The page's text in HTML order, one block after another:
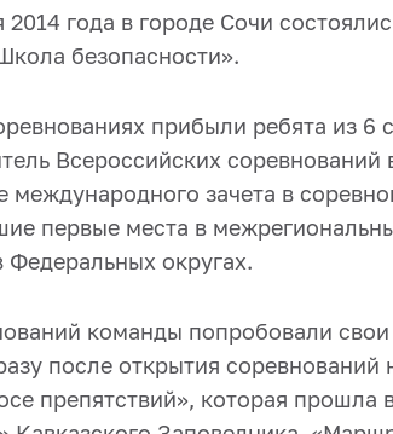
2014 года в городе Сочи
безопасности».
прибыли ребята из 6
Всероссийских соревнований
зачета в
первые места в
Федеральных округах.
команды попробовали
после открытия соревнований
препятствий», которая прошла